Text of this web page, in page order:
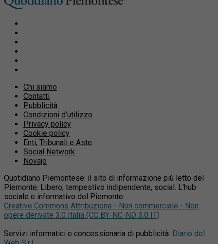
Chi siamo
Contatti
Pubblicità
Condizioni d’utilizzo
Privacy policy
Cookie policy
Enti, Tribunali e Aste
Social Network
Novajo
Quotidiano Piemontese: il sito di informazione più letto del
Piemonte. Libero, tempestivo indipendente, social. L'hub
sociale e informativo del Piemonte
Creative Commons Attribuzione - Non commerciale - Non
opere derivate 3.0 Italia (CC BY-NC-ND 3.0 IT)
Servizi informatici e concessionaria di pubblicità: Diario del